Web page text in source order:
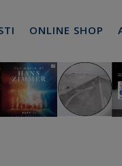
ONLINE SHOP